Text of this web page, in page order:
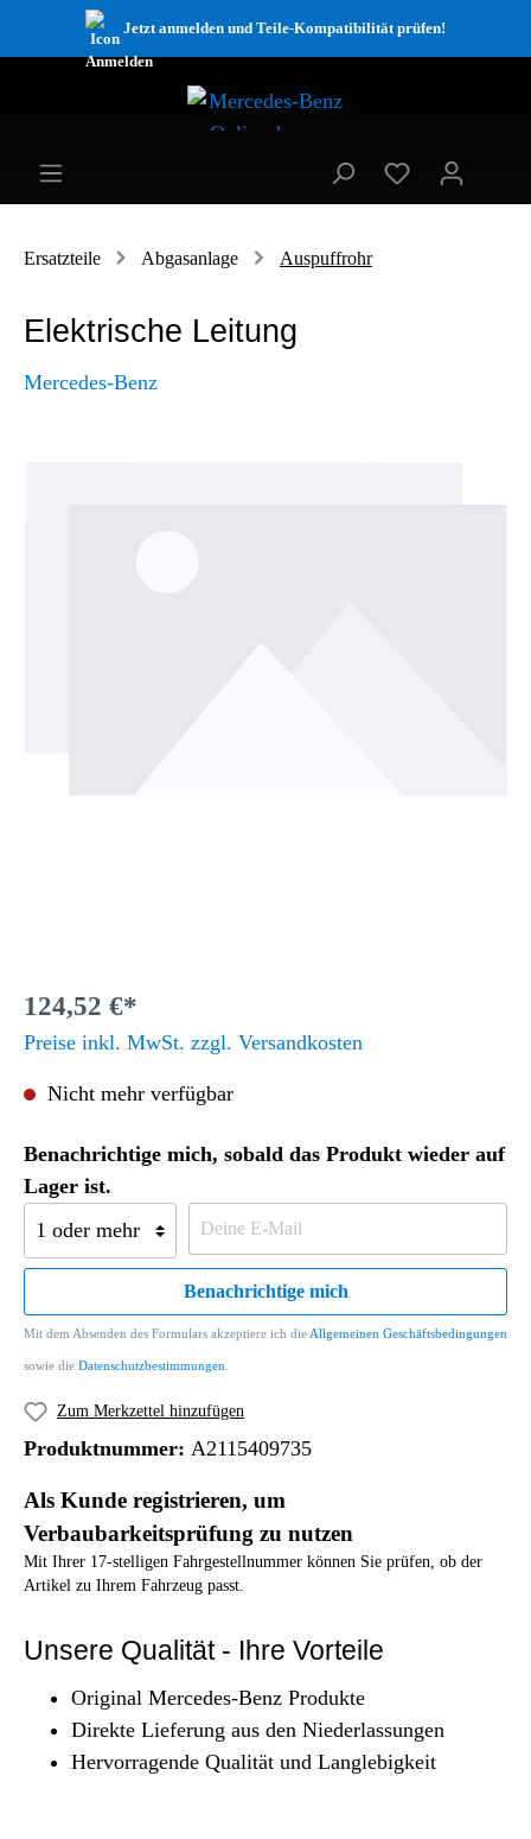
Jetzt anmelden und Teile-Kompatibilität prüfen!
Ersatzteile Abgasanlage Auspuffrohr
Elektrische Leitung
Mercedes-Benz
124,52 €*
Preise inkl. MwSt. zzgl. Versandkosten
Nicht mehr verfügbar
Benachrichtige mich, sobald das Produkt wieder auf
Lager ist.
Benachrichtige mich
Mit dem Absenden des Formulars akzeptiere ich die Allgemeinen Geschäftsbedingungen
sowie die Datenschutzbestimmungen
Zum Merkzettel hinzufügen
Produktnummer: A2115409735
Als Kunde registrieren, um
Verbaubarkeitsprüfung zu nutzen
Mit Ihrer 17-stelligen Fahrgestellnummer können Sie prüfen, ob der
Artikel zu Ihrem Fahrzeug passt.
Unsere Qualität - Ihre Vorteile
Original Mercedes-Benz Produkte
Direkte Lieferung aus den Niederlassungen
Hervorragende Qualität und Langlebigkeit